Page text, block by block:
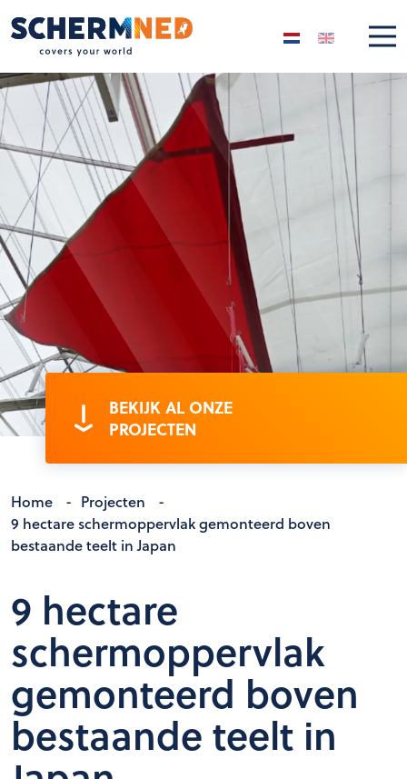
Selecteer de taal
BEKIJK AL ONZE
PROJECTEN
Home - Projecten
-
9 hectare schermoppervlak gemonteerd boven
bestaande teelt in Japan
9 hectare
schermoppervlak
gemonteerd boven
bestaande teelt in